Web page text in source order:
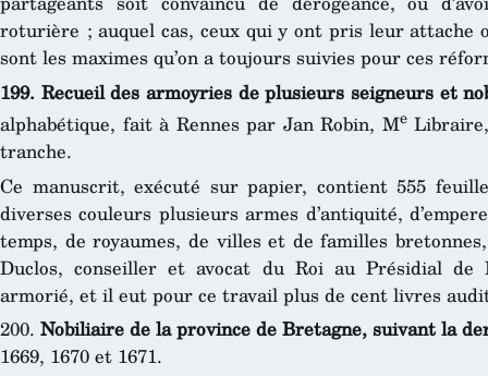
roturière ; auquel cas, ceux qui y ont pris leur attache
sont les maximes qu’on a toujours suivies pour ces
199. Recueil des armoyries de plusieurs seigneurs et
alphabétique, fait à Rennes par Jan Robin, MeLibraire,
tranche.
Ce manuscrit, exécuté sur papier, contient 555
diverses couleurs plusieurs armes d’antiquité,
temps, de royaumes, de villes et de familles
Duclos, conseiller et avocat du Roi au Présidial de
armorié, et il eut pour ce travail plus de cent livres
200. Nobiliaire de la province de Bretagne, suivant la
1669, 1670 et 1671.